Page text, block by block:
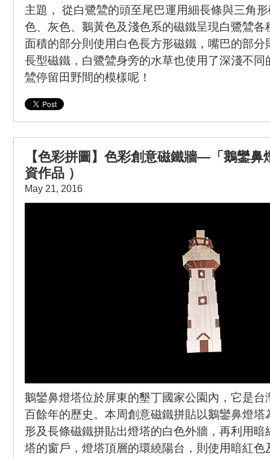
主題， 從白鷺鷥的頭至尾巴運用細長條與三角
色、灰色、鵝黃色及淺色系的磁鐵呈現白鷺鷥各
面積的部分則使用白色長方形磁鐵，嘴巴的部分
長型磁鐵，白鷺鷥身旁的水草也使用了深淺不同
鷥停留田野間的模樣呢！
【色彩拼圖】色彩創意磁鐵牆—「鵝鑾鼻
資作品 ）
May 21, 2016
鵝鑾鼻燈塔位於屏東的墾丁國家公園內，它是台
百餘年的歷史。本周創意磁鐵拼貼以鵝鑾鼻燈塔
形及長條磁鐵拼貼出燈塔的白色外牆，再利用
塔的窗戶，燈塔頂層的環繞陽台，則使用暗紅色